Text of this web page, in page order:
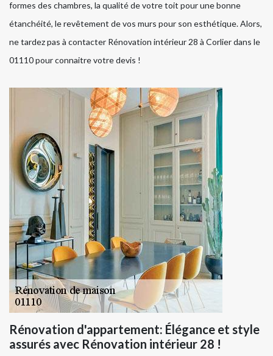
formes des chambres, la qualité de votre toit pour une bonne
étanchéité, le revêtement de vos murs pour son esthétique. Alors,
ne tardez pas à contacter Rénovation intérieur 28 à Corlier dans le
01110 pour connaitre votre devis !
Rénovation d'appartement: Élégance et style
assurés avec Rénovation intérieur 28 !